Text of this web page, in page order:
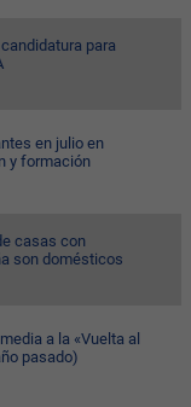
para
en julio en
y formación
casas con
son domésticos
a la «Vuelta al
pasado)